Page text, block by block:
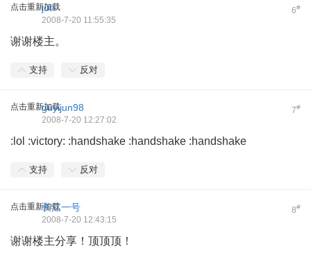
点击重新加载 6#
juti
2008-7-20 11:55:35
谢谢楼主。
支持 反对
点击重新加载 7#
guyijun98
2008-7-20 12:27:02
:lol :victory: :handshake :handshake :handshake
支持 反对
点击重新加载 8#
长江一号
2008-7-20 12:43:15
谢谢楼主分享！顶顶顶！